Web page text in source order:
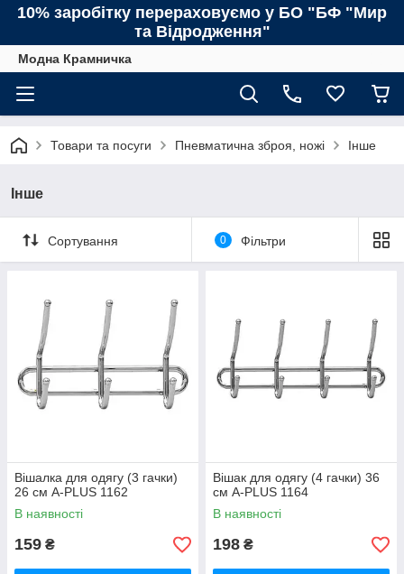
10% заробітку перераховуємо у БО "БФ "Мир
та Відродження"
Модна Крамничка
Товари та посуги Пневматична зброя, ножі Інше
Інше
Сортування 0 Фільтри
Вішалка для одягу (3 гачки)
26 см A-PLUS 1162
В наявності
159 ₴
Вішак для одягу (4 гачки) 36
см A-PLUS 1164
В наявності
198 ₴